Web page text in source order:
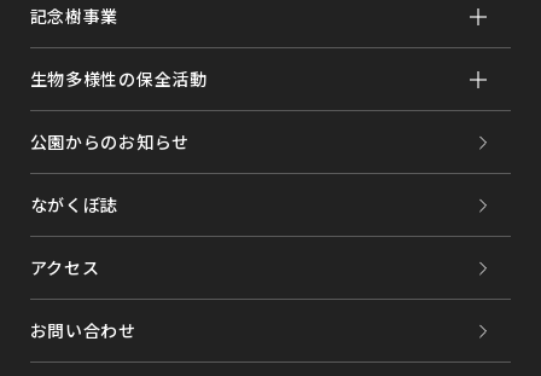
保護および情報セキュリティに関わる内規を整備し、そ
の定着を図ります。また、当該内規の定期的な見直し・
維持・改善を実施し、是正も含め継続的に取り組みま
す。
5.個人情報の開示、訂正、削除
お預かりしている個人情報はご本人からの請求に基づ
き、ご本人と確認とさせていただいた場合に限り、的確
な期間と範囲内にて対処させていただきます。
6.当社ウェブサイトについて
当社ウェブサイトでは運用管理のためアクセスログを取
得しておりますが、この情報は当社ウェブサイトの改善
などの運用に使用し他の目的での使用は致しません。ま
た当社にリンクしている他のサイトにおける個人情報の
記念樹事業
生物多様性の保全活動
公園からのお知らせ
ながくぼ誌
アクセス
お問い合わせ